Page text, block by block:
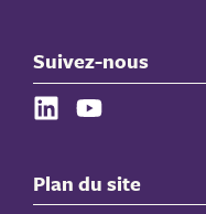
Suivez-nous
Plan du site